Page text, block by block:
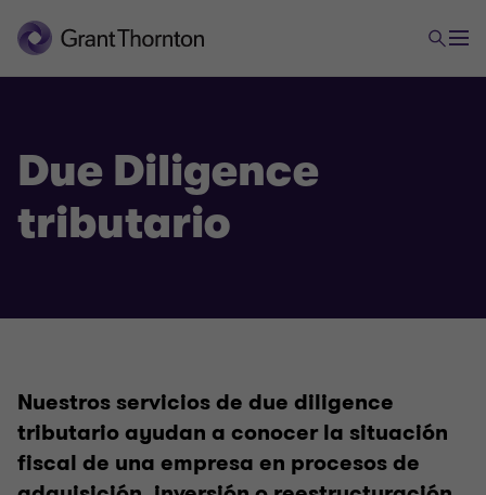
Due Diligence
tributario
Nuestros servicios de due diligence
tributario ayudan a conocer la situación
fiscal de una empresa en procesos de